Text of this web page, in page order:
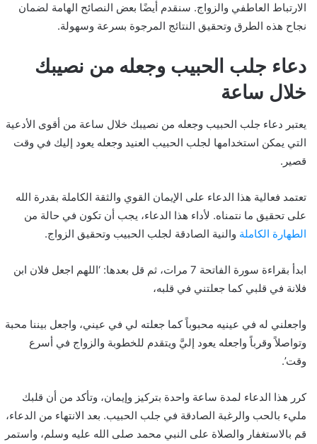
الارتباط العاطفي والزواج. سنقدم أيضًا بعض النصائح الهامة لضمان
نجاح هذه الطرق وتحقيق النتائج المرجوة بسرعة وسهولة.
دعاء جلب الحبيب وجعله من نصيبك
خلال ساعة
يعتبر دعاء جلب الحبيب وجعله من نصيبك خلال ساعة من أقوى الأدعية
التي يمكن استخدامها لجلب الحبيب العنيد وجعله يعود إليك في وقت
قصير.
تعتمد فعالية هذا الدعاء على الإيمان القوي والثقة الكاملة بقدرة الله
على تحقيق ما نتمناه. لأداء هذا الدعاء، يجب أن تكون في حالة من
الطهارة الكاملة والنية الصادقة لجلب الحبيب وتحقيق الزواج.
ابدأ بقراءة سورة الفاتحة 7 مرات، ثم قل بعدها: ‘اللهم اجعل فلان ابن
فلانة في قلبي كما جعلتني في قلبه،
واجعلني له في عينيه محبوباً كما جعلته لي في عيني، واجعل بيننا محبة
وتواصلاً وقرباً واجعله يعود إليَّ ويتقدم للخطوبة والزواج في أسرع
وقت’.
كرر هذا الدعاء لمدة ساعة واحدة بتركيز وإيمان، وتأكد من أن قلبك
مليء بالحب والرغبة الصادقة في جلب الحبيب. بعد الانتهاء من الدعاء،
قم بالاستغفار والصلاة على النبي محمد صلى الله عليه وسلم، واستمر